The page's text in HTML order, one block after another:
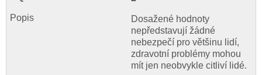
Dosažené hodnoty
nepředstavují žádné
nebezpečí pro většinu lidí,
zdravotní problémy mohou
mít jen neobvykle citliví lidé.